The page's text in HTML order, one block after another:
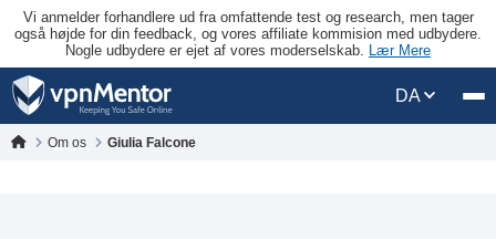
Vi anmelder forhandlere ud fra omfattende test og research, men tager
også højde for din feedback, og vores affiliate kommision med udbydere.
Nogle udbydere er ejet af vores moderselskab. Lær Mere
DA
Om os Giulia Falcone